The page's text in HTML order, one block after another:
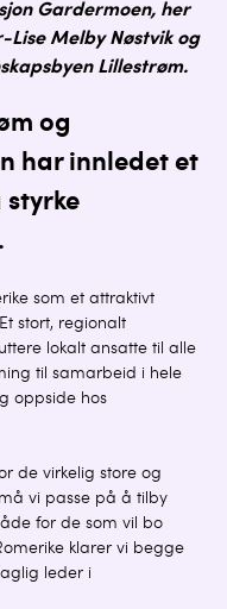
Gardermoen, her
Melby Nøstvik og
Lillestrøm.
og
har innledet et
som et attraktivt
stort, regionalt
lokalt ansatte til alle
til samarbeid i hele
oppside hos
de virkelig store og
vi passe på å tilby
for de som vil bo
klarer vi begge
leder i